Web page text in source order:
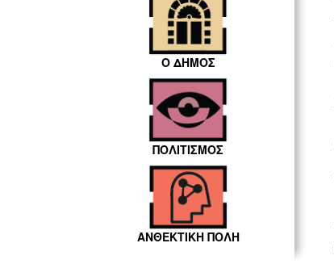
Ο ΔΗΜΟΣ
ΠΟΛΙΤΙΣΜΟΣ
ΑΝΘΕΚΤΙΚΗ ΠΟΛΗ